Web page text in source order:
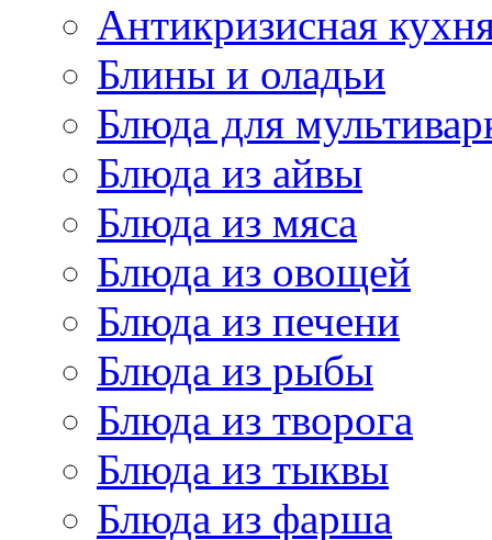
Антикризисная
Блины и оладьи
Блюда для
Блюда из айвы
Блюда из мяса
Блюда из овощей
Блюда из печени
Блюда из рыбы
Блюда из творога
Блюда из тыквы
Блюда из фарша